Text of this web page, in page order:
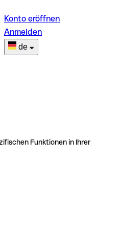
Konto eröffnen
Anmelden
de
Funktionen in Ihrer